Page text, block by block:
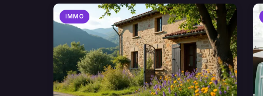
IMMO